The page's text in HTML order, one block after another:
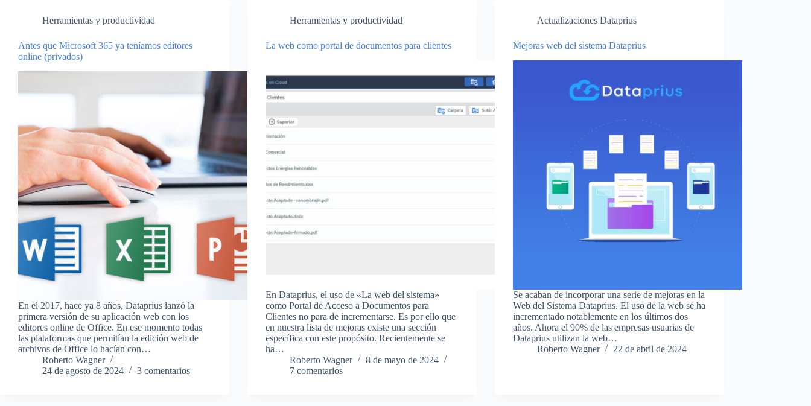
Herramientas y productividad
Antes que Microsoft 365 ya teníamos editores
online (privados)
En el 2017, hace ya 8 años, Dataprius lanzó la
primera versión de su aplicación web con los
editores online de Office. En ese momento todas
las plataformas que permitían la edición web de
archivos de Office lo hacían con…
Roberto Wagner
24 de agosto de 2024
3 comentarios
Herramientas y productividad
La web como portal de documentos para clientes
En Dataprius, el uso de «La web del sistema»
como Portal de Acceso a Documentos para
Clientes no para de incrementarse. Es por ello que
en nuestra lista de mejoras existe una sección
específica con este propósito. Recientemente se
ha…
Roberto Wagner
8 de mayo de 2024
7 comentarios
Actualizaciones Dataprius
Mejoras web del sistema Dataprius
Se acaban de incorporar una serie de mejoras en la
Web del Sistema Dataprius. El uso de la web se ha
incrementado notablemente en los últimos dos
años. Ahora el 90% de las empresas usuarias de
Dataprius utilizan la web…
Roberto Wagner
22 de abril de 2024